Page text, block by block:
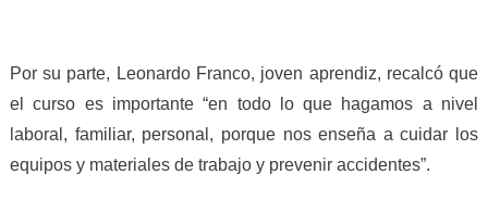
Por su parte, Leonardo Franco, joven aprendiz, recalcó que
el curso es importante “en todo lo que hagamos a nivel
laboral, familiar, personal, porque nos enseña a cuidar los
equipos y materiales de trabajo y prevenir accidentes”.